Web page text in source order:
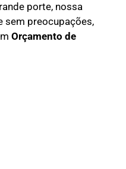
porte, nossa
sem preocupações,
Orçamento de